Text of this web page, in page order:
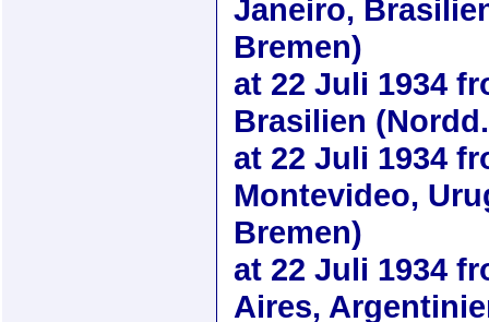
Janeiro,
Bremen)
at 22 Juli 1934
Brasilien
at 22 Juli 1934
Montevideo,
Bremen)
at 22 Juli 1934
Aires,